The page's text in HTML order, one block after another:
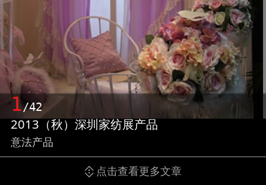
1/42
2013（秋）深圳家纺展产品
意法产品
点击查看更多文章